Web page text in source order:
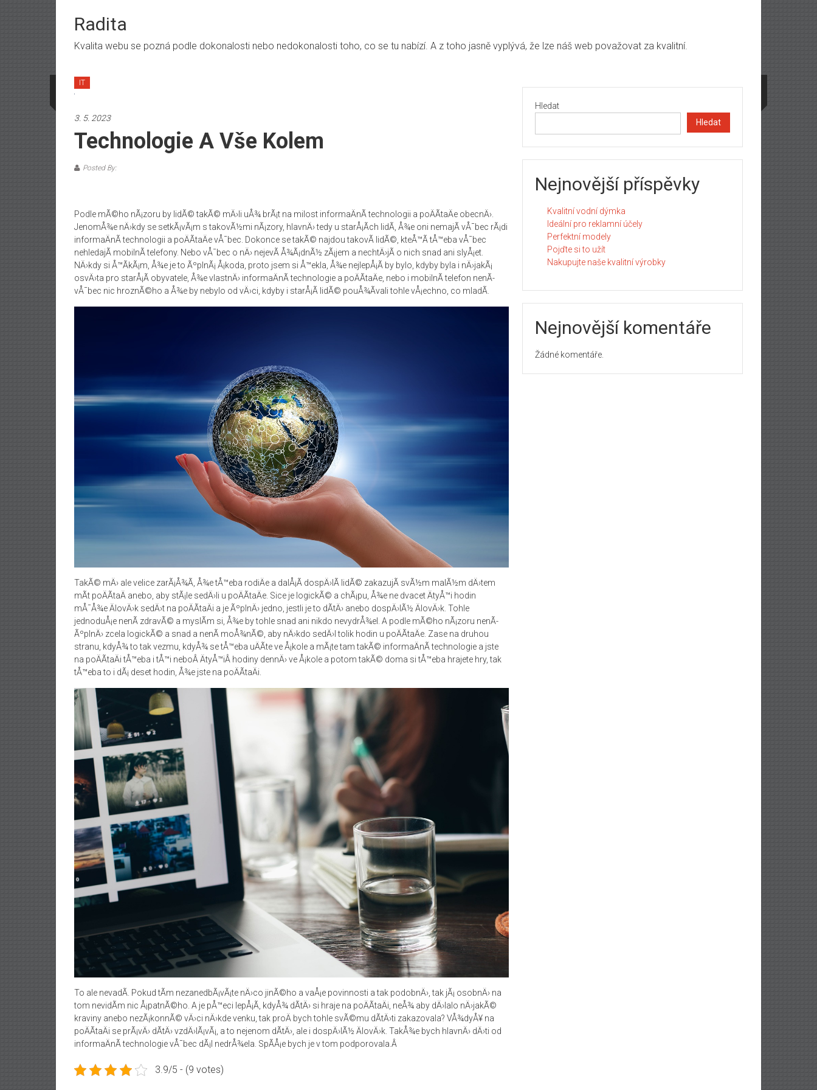
contentRadita
Kvalita webu se pozná podle dokonalosti nebo nedokonalosti toho, co se tu nabízí. A z toho jasně vyplývá, že lze náš web považovat za kvalitní.
IT
3. 5. 2023
Technologie A Vše Kolem
Posted By:
Podle mÃ©ho nÃ¡zoru by lidÃ© takÃ© mÄ›li uÅ¾ brÃ¡t na milost informaÄnÃ­ technologii a poÄÃ­taÄe obecnÄ›.
JenomÅ¾e nÄ›kdy se setkÃ¡vÃ¡m s takovÃ½mi nÃ¡zory, hlavnÄ› tedy u starÅ¡Ã­ch lidÃ­, Å¾e oni nemajÃ­ vÅ¯bec rÃ¡di
informaÄnÃ­ technologii a poÄÃ­taÄe vÅ¯bec. Dokonce se takÃ© najdou takovÃ­ lidÃ©, kteÅ™Ã­ tÅ™eba vÅ¯bec
nehledajÃ­ mobilnÃ­ telefony. Nebo vÅ¯bec o nÄ› nejevÃ­ Å¾Ã¡dnÃ½ zÃ¡jem a nechtÄ›jÃ­ o nich snad ani slyÅ¡et.
NÄ›kdy si Å™Ã­kÃ¡m, Å¾e je to ÃºplnÃ¡ Å¡koda, proto jsem si Å™ekla, Å¾e nejlepÅ¡Ã­ by bylo, kdyby byla i nÄ›jakÃ¡
osvÄ›ta pro starÅ¡Ã­ obyvatele, Å¾e vlastnÄ› informaÄnÃ­ technologie a poÄÃ­taÄe, nebo i mobilnÃ­ telefon nenÃ­
vÅ¯bec nic hroznÃ©ho a Å¾e by nebylo od vÄ›ci, kdyby i starÅ¡Ã­ lidÃ© pouÅ¾Ã­vali tohle vÅ¡echno, co mladÃ­.
TakÃ© mÄ› ale velice zarÃ¡Å¾Ã­, Å¾e tÅ™eba rodiÄe a dalÅ¡Ã­ dospÄ›lÃ­ lidÃ© zakazujÃ­ svÃ½m malÃ½m dÄ›tem
mÃ­t poÄÃ­taÄ anebo, aby stÃ¡le sedÄ›li u poÄÃ­taÄe. Sice je logickÃ© a chÃ¡pu, Å¾e ne dvacet ÄtyÅ™i hodin
mÅ¯Å¾e ÄlovÄ›k sedÄ›t na poÄÃ­taÄi a je ÃºplnÄ› jedno, jestli je to dÃ­tÄ› anebo dospÄ›lÃ½ ÄlovÄ›k. Tohle
jednoduÅ¡e nenÃ­ zdravÃ© a myslÃ­m si, Å¾e by tohle snad ani nikdo nevydrÅ¾el. A podle mÃ©ho nÃ¡zoru nenÃ­
ÃºplnÄ› zcela logickÃ© a snad a nenÃ­ moÅ¾nÃ©, aby nÄ›kdo sedÄ›l tolik hodin u poÄÃ­taÄe. Zase na druhou
stranu, kdyÅ¾ to tak vezmu, kdyÅ¾ se tÅ™eba uÄÃ­te ve Å¡kole a mÃ¡te tam takÃ© informaÄnÃ­ technologie a jste
na poÄÃ­taÄi tÅ™eba i tÅ™i neboÂ ÄtyÅ™iÂ hodiny dennÄ› ve Å¡kole a potom takÃ© doma si tÅ™eba hrajete hry, tak
tÅ™eba to i dÃ¡ deset hodin, Å¾e jste na poÄÃ­taÄi.
To ale nevadÃ­. Pokud tÃ­m nezanedbÃ¡vÃ¡te nÄ›co jinÃ©ho a vaÅ¡e povinnosti a tak podobnÄ›, tak jÃ¡ osobnÄ› na
tom nevidÃ­m nic Å¡patnÃ©ho. A je pÅ™eci lepÅ¡Ã­, kdyÅ¾ dÃ­tÄ› si hraje na poÄÃ­taÄi, neÅ¾ aby dÄ›lalo nÄ›jakÃ©
kraviny anebo nezÃ¡konnÃ© vÄ›ci nÄ›kde venku, tak proÄ bych tohle svÃ©mu dÃ­tÄ›ti zakazovala? VÅ¾dyÅ¥ na
poÄÃ­taÄi se prÃ¡vÄ› dÃ­tÄ› vzdÄ›lÃ¡vÃ¡, a to nejenom dÃ­tÄ›, ale i dospÄ›lÃ½ ÄlovÄ›k. TakÅ¾e bych hlavnÄ› dÄ›ti od
informaÄnÃ­ technologie vÅ¯bec dÃ¡l nedrÅ¾ela. SpÃ­Å¡e bych je v tom podporovala.Â
3.9/5 - (9 votes)
Hledat
Hledat
Nejnovější příspěvky
Kvalitní vodní dýmka
Ideální pro reklamní účely
Perfektní modely
Pojďte si to užít
Nakupujte naše kvalitní výrobky
Nejnovější komentáře
Žádné komentáře.